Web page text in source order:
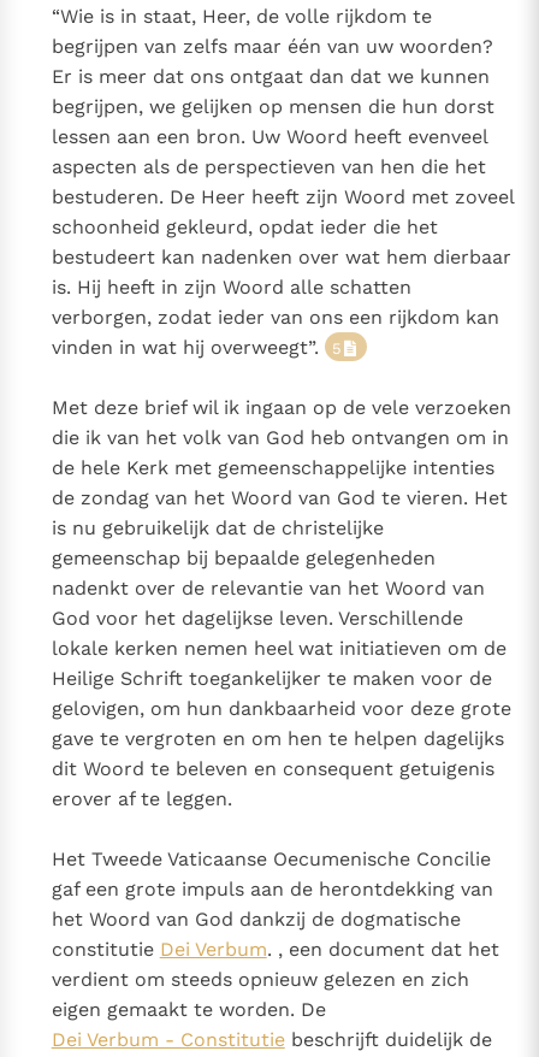
“Wie is in staat, Heer, de volle rijkdom te
begrijpen van zelfs maar één van uw woorden?
Er is meer dat ons ontgaat dan dat we kunnen
begrijpen, we gelijken op mensen die hun dorst
lessen aan een bron. Uw Woord heeft evenveel
aspecten als de perspectieven van hen die het
bestuderen. De Heer heeft zijn Woord met zoveel
schoonheid gekleurd, opdat ieder die het
bestudeert kan nadenken over wat hem dierbaar
is. Hij heeft in zijn Woord alle schatten
verborgen, zodat ieder van ons een rijkdom kan
vinden in wat hij overweegt”.
5
Met deze brief wil ik ingaan op de vele verzoeken
die ik van het volk van God heb ontvangen om in
de hele Kerk met gemeenschappelijke intenties
de zondag van het Woord van God te vieren. Het
is nu gebruikelijk dat de christelijke
gemeenschap bij bepaalde gelegenheden
nadenkt over de relevantie van het Woord van
God voor het dagelijkse leven. Verschillende
lokale kerken nemen heel wat initiatieven om de
Heilige Schrift toegankelijker te maken voor de
gelovigen, om hun dankbaarheid voor deze grote
gave te vergroten en om hen te helpen dagelijks
dit Woord te beleven en consequent getuigenis
erover af te leggen.
Het Tweede Vaticaanse Oecumenische Concilie
gaf een grote impuls aan de herontdekking van
het Woord van God dankzij de dogmatische
constitutie Dei Verbum. , een document dat het
verdient om steeds opnieuw gelezen en zich
eigen gemaakt te worden. De
Dei Verbum - Constitutiebeschrijft duidelijk de